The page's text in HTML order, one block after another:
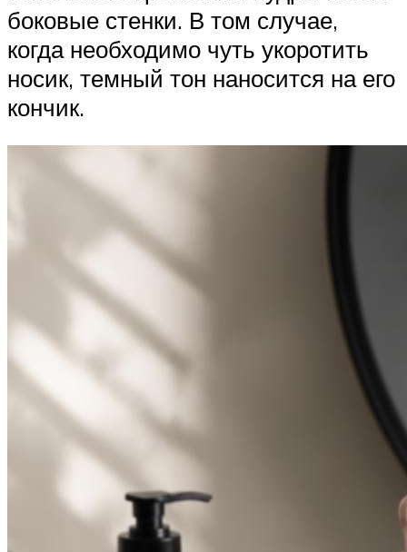
боковые стенки. В том случае,
когда необходимо чуть укоротить
носик, темный тон наносится на его
кончик.